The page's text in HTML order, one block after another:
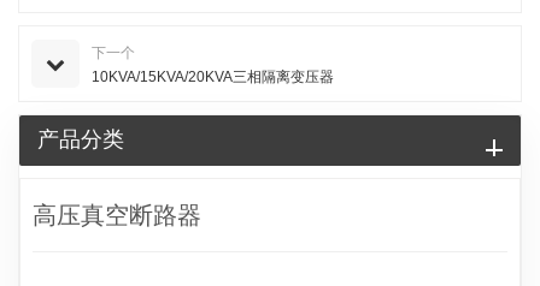
下一个
10KVA/15KVA/20KVA三相隔离变压器
产品分类
高压真空断路器